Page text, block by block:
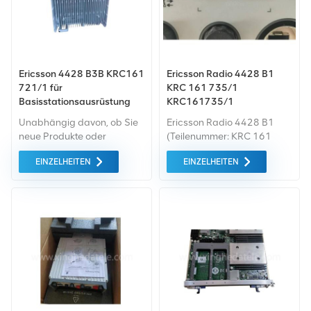
angeboten.
angeboten.
Ericsson 4428 B3B KRC161
721/1 für
Basisstationsausrüstung
Unabhängig davon, ob Sie
neue Produkte oder
renovierte Produkte
benötigen, ist eine
Standard. Wir kaufen nur
Qualität auf dem grünen
Markt ein. All dies wird zum
bestmöglichen Preis
angeboten.
EINZELHEITEN
Ericsson Radio 4428 B1
KRC 161 735/1
KRC161735/1
Ericsson Radio 4428 B1
(Teilenummer: KRC 161
735/1) ist eine
leistungsstarke, für den
Remote Radio Unit (RRU) für
Frequenzband (Band 1). Sie
integriert fortschrittliche
Hochfrequenz- (HF) und
digitale
EINZELHEITEN